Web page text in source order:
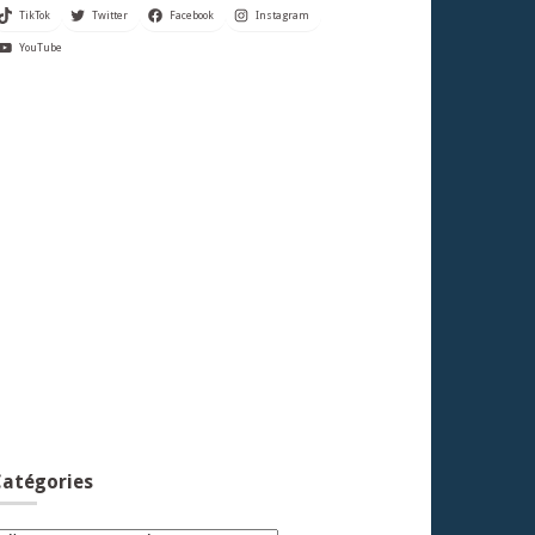
TikTok Twitter Facebook Instagram
YouTube